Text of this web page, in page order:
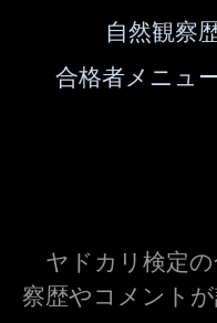
自然観察
合格者メニュ
ヤドカリ検定
察歴やコメントが